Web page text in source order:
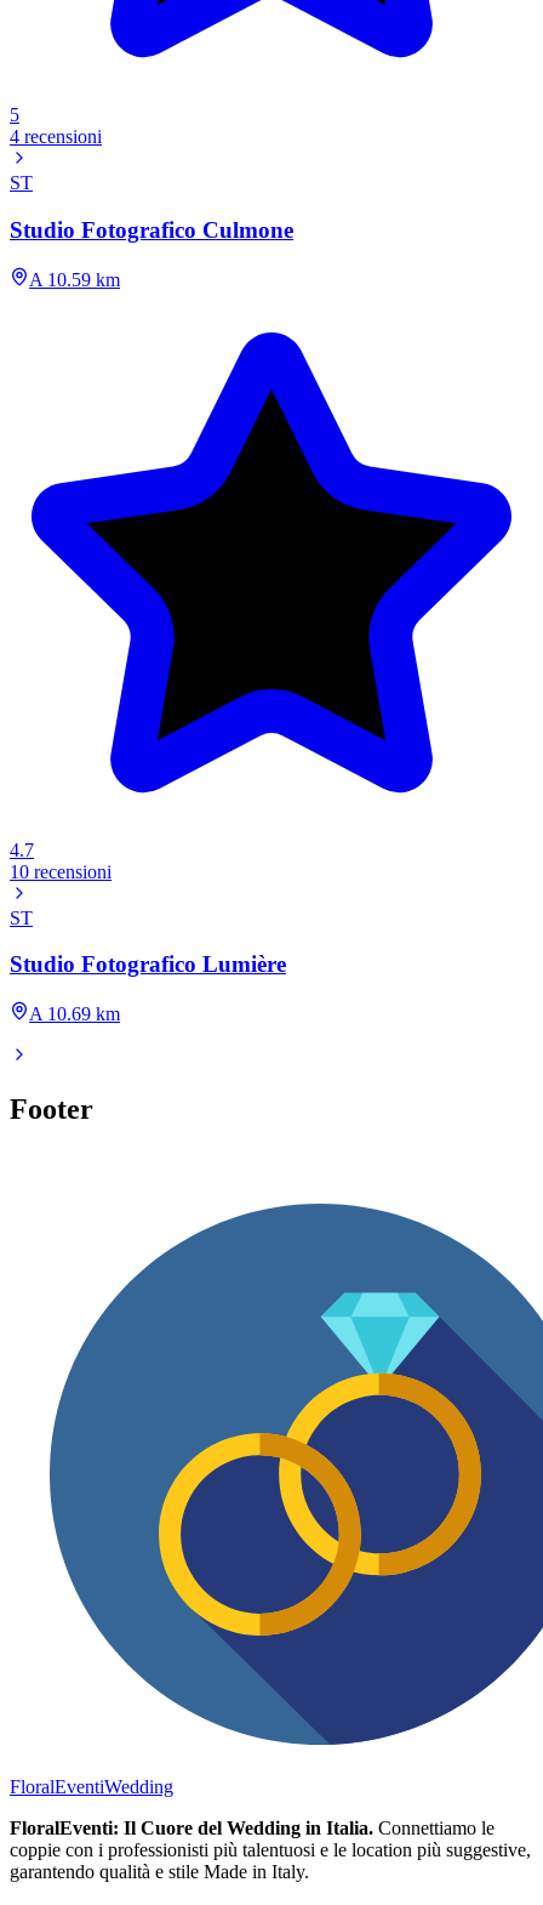
5
4 recensioni
ST
Studio Fotografico Culmone
A 10.59 km
4.7
10 recensioni
ST
Studio Fotografico Lumière
A 10.69 km
Footer
FloralEventiWedding
FloralEventi: Il Cuore del Wedding in Italia. Connettiamo le
coppie con i professionisti più talentuosi e le location più suggestive,
garantendo qualità e stile Made in Italy.